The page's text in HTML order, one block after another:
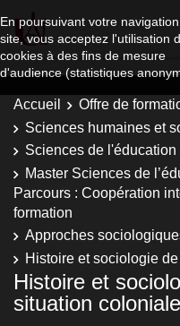
En poursuivant votre
site, vous acceptez l'utilisation
cookies à des fins de mesure
d'audience (statistiques
Accueil Offre de
Sciences humaines et
Sciences de l'éducation
Master Sciences de
Parcours : Coopération
formation
Approches
Histoire et sociologie
Histoire et
situation coloniale